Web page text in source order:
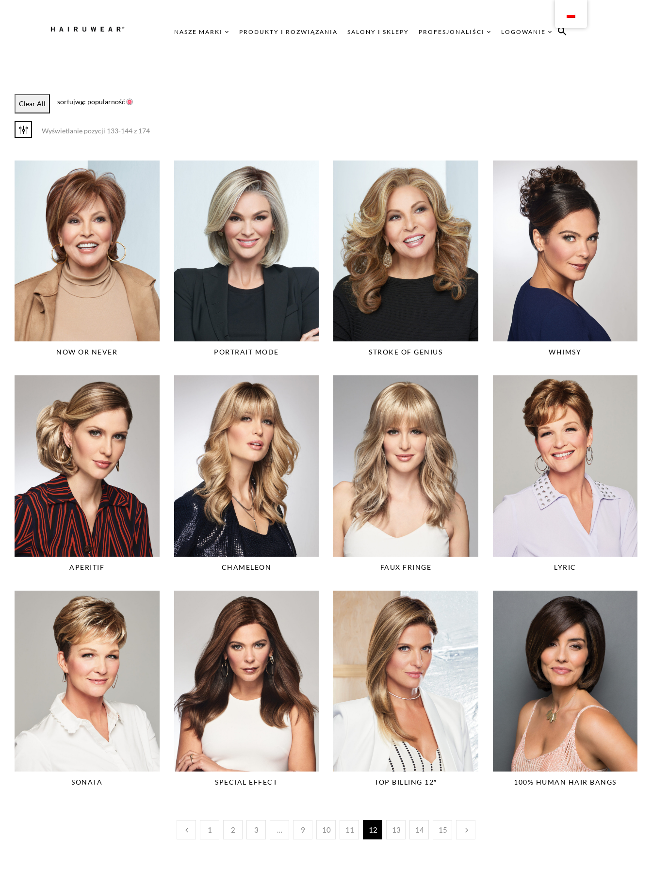
NASZE MARKI PRODUKTY I ROZWIĄZANIA SALONY I SKLEPY PROFESJONALIŚCI LOGOWANIE
Clear All sortujwg: popularność
Wyświetlanie pozycji 133-144 z 174
NOW OR NEVER PORTRAIT MODE STROKE OF GENIUS WHIMSY
APERITIF CHAMELEON FAUX FRINGE LYRIC
SONATA SPECIAL EFFECT TOP BILLING 12″ 100% HUMAN HAIR BANGS
1 2 3 … 9 10 11 12 13 14 15